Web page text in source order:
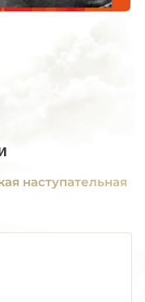
наступательная